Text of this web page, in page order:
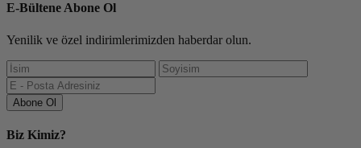
E-Bültene Abone Ol
Yenilik ve özel indirimlerimizden haberdar olun.
Abone Ol
Biz Kimiz?